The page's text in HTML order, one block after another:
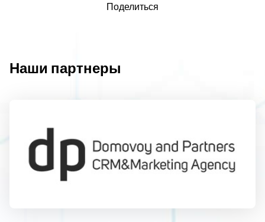
Поделиться
Наши партнеры